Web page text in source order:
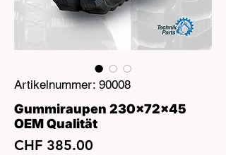
Artikelnummer: 90008
Gummiraupen 230x72x45
OEM Qualität
CHF 385.00